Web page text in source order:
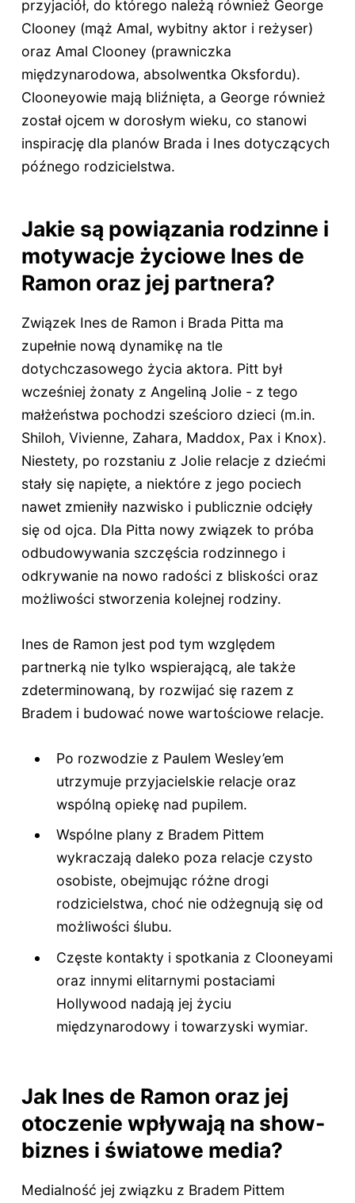
przyjaciół, do którego należą również George
Clooney (mąż Amal, wybitny aktor i reżyser)
oraz Amal Clooney (prawniczka
międzynarodowa, absolwentka Oksfordu).
Clooneyowie mają bliźnięta, a George również
został ojcem w dorosłym wieku, co stanowi
inspirację dla planów Brada i Ines dotyczących
późnego rodzicielstwa.
Jakie są powiązania rodzinne i
motywacje życiowe Ines de
Ramon oraz jej partnera?
Związek Ines de Ramon i Brada Pitta ma
zupełnie nową dynamikę na tle
dotychczasowego życia aktora. Pitt był
wcześniej żonaty z Angeliną Jolie - z tego
małżeństwa pochodzi sześcioro dzieci (m.in.
Shiloh, Vivienne, Zahara, Maddox, Pax i Knox).
Niestety, po rozstaniu z Jolie relacje z dziećmi
stały się napięte, a niektóre z jego pociech
nawet zmieniły nazwisko i publicznie odcięły
się od ojca. Dla Pitta nowy związek to próba
odbudowywania szczęścia rodzinnego i
odkrywanie na nowo radości z bliskości oraz
możliwości stworzenia kolejnej rodziny.
Ines de Ramon jest pod tym względem
partnerką nie tylko wspierającą, ale także
zdeterminowaną, by rozwijać się razem z
Bradem i budować nowe wartościowe relacje.
Po rozwodzie z Paulem Wesley’em
utrzymuje przyjacielskie relacje oraz
wspólną opiekę nad pupilem.
Wspólne plany z Bradem Pittem
wykraczają daleko poza relacje czysto
osobiste, obejmując różne drogi
rodzicielstwa, choć nie odżegnują się od
możliwości ślubu.
Częste kontakty i spotkania z Clooneyami
oraz innymi elitarnymi postaciami
Hollywood nadają jej życiu
międzynarodowy i towarzyski wymiar.
Jak Ines de Ramon oraz jej
otoczenie wpływają na show-
biznes i światowe media?
Medialność jej związku z Bradem Pittem